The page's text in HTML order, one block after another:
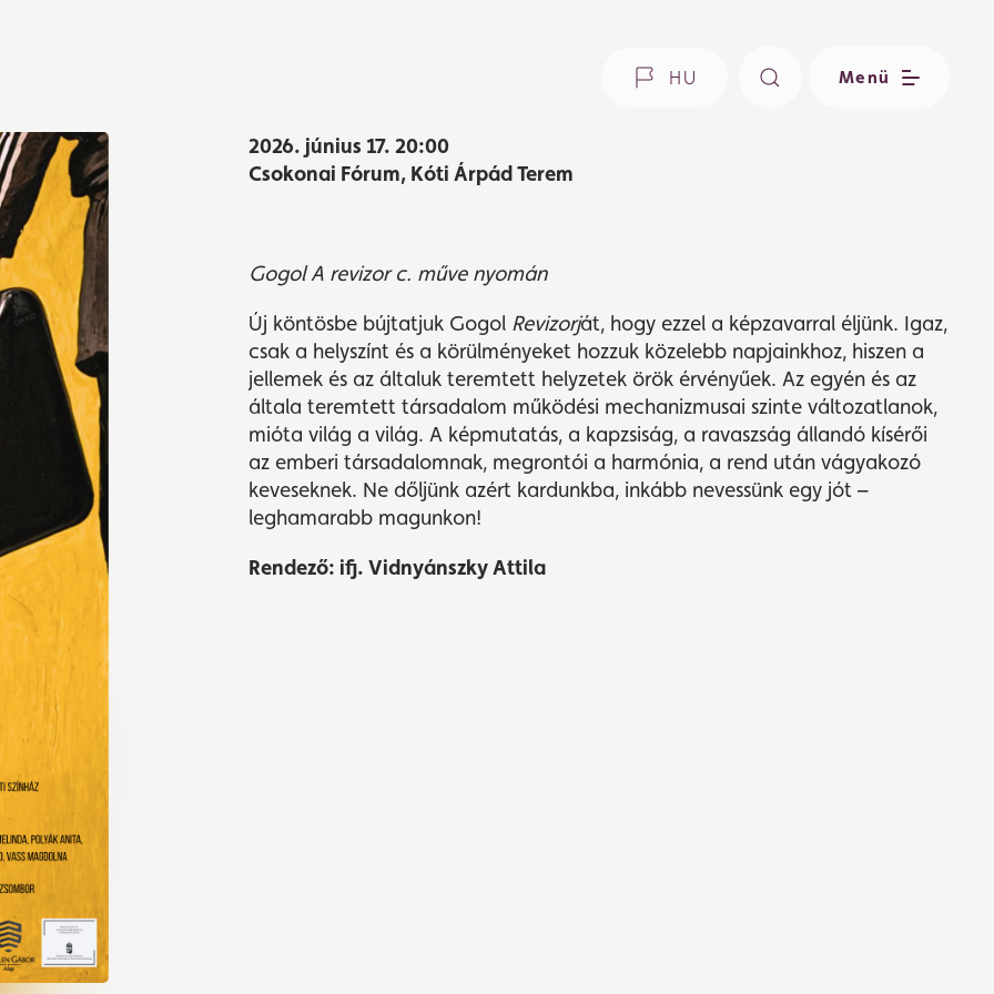
HU Menü
2026. június 17. 20:00
Csokonai Fórum, Kóti Árpád Terem
GogolA revizorc. műve nyomán
Új köntösbe bújtatjuk Gogol Revizorját, hogy ezzel a képzavarral éljünk. Igaz,
csak a helyszínt és a körülményeket hozzuk közelebb napjainkhoz, hiszen a
jellemek és az általuk teremtett helyzetek örök érvényűek. Az egyén és az
általa teremtett társadalom működési mechanizmusai szinte változatlanok,
mióta világ a világ. A képmutatás, a kapzsiság, a ravaszság állandó kísérői
az emberi társadalomnak, megrontói a harmónia, a rend után vágyakozó
keveseknek. Ne dőljünk azért kardunkba, inkább nevessünk egy jót –
leghamarabb magunkon!
Rendező: ifj. Vidnyánszky Attila